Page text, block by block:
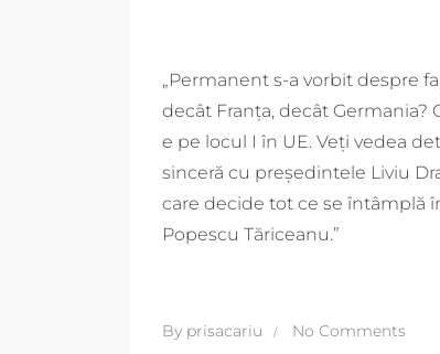
„Permanent s-a vorbit despre
decât Franţa, decât
e pe locul I în UE. Veţi vedea
sinceră cu preşedintele Liviu
care decide tot ce se întâmplă
Popescu Tăriceanu.”
By prisacariu No Comments